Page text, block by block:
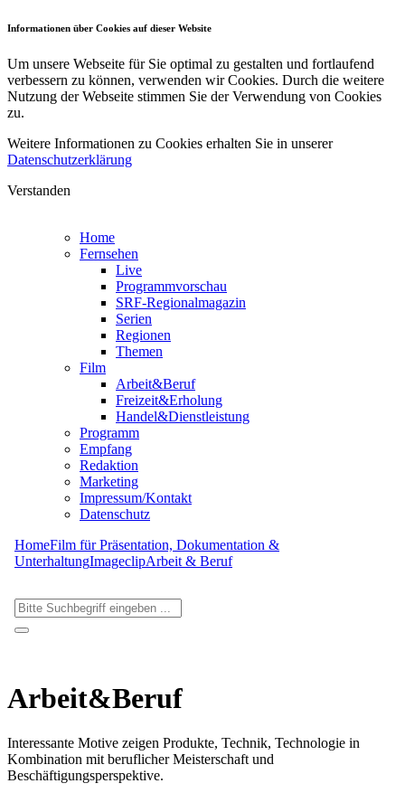
Informationen über Cookies auf dieser Website
Um unsere Webseite für Sie optimal zu gestalten und fortlaufend
verbessern zu können, verwenden wir Cookies. Durch die weitere
Nutzung der Webseite stimmen Sie der Verwendung von Cookies
zu.
Weitere Informationen zu Cookies erhalten Sie in unserer
Datenschutzerklärung
Verstanden
Home
Fernsehen
Live
Programmvorschau
SRF-Regionalmagazin
Serien
Regionen
Themen
Film
Arbeit&Beruf
Freizeit&Erholung
Handel&Dienstleistung
Programm
Empfang
Redaktion
Marketing
Impressum/Kontakt
Datenschutz
HomeFilm für Präsentation, Dokumentation &
UnterhaltungImageclipArbeit & Beruf
Arbeit&Beruf
Interessante Motive zeigen Produkte, Technik, Technologie in
Kombination mit beruflicher Meisterschaft und
Beschäftigungsperspektive.